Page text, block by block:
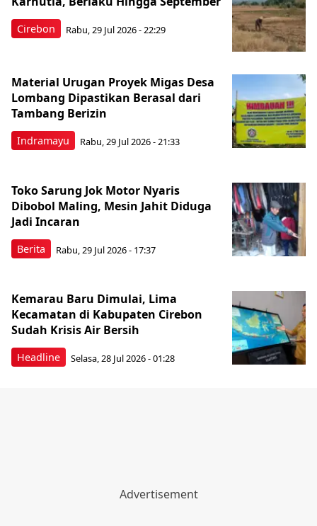
Cirebon Rabu, 29 Jul 2026 - 22:29
Indramayu
Material Urugan Proyek Migas Desa
Lombang Dipastikan Berasal dari
Tambang Berizin
Rabu, 29 Jul 2026 - 21:33
Berita
Toko Sarung Jok Motor Nyaris
Dibobol Maling, Mesin Jahit Diduga
Jadi Incaran
Rabu, 29 Jul 2026 - 17:37
Headline
Kemarau Baru Dimulai, Lima
Kecamatan di Kabupaten Cirebon
Sudah Krisis Air Bersih
Selasa, 28 Jul 2026 - 01:28